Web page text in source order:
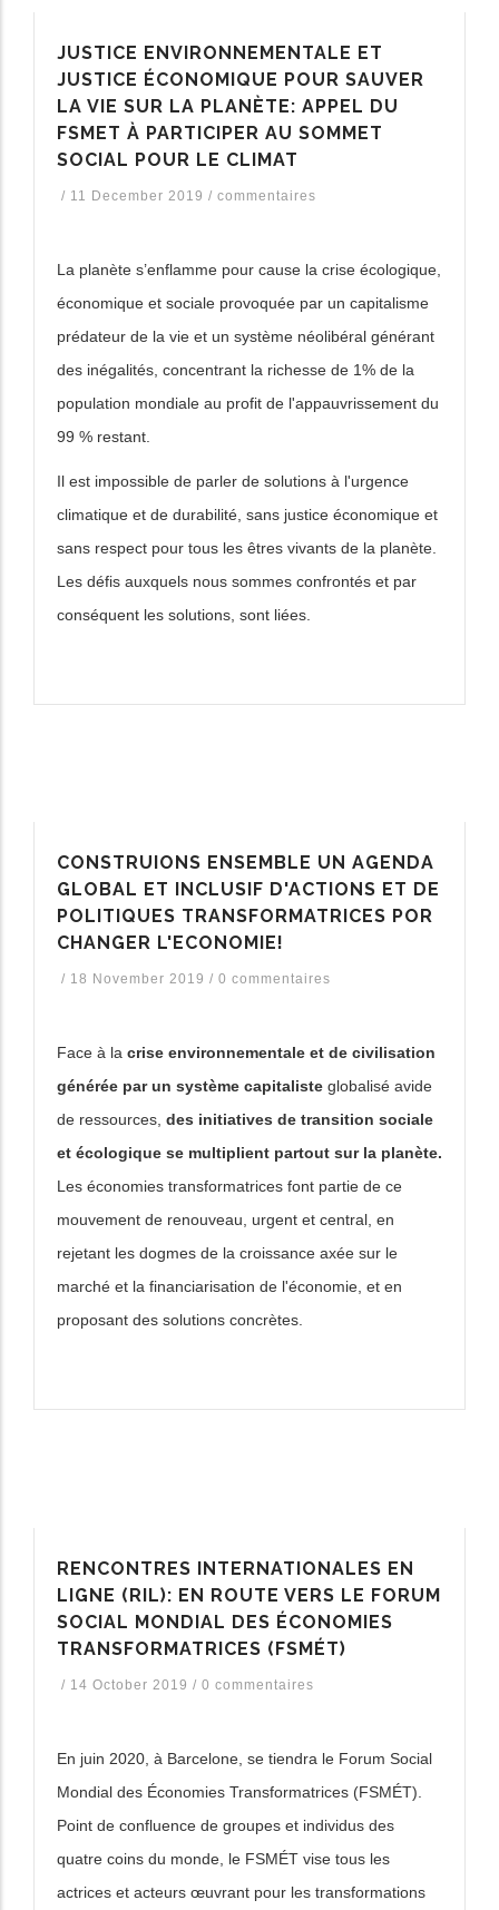
actions supplémentaires
JUSTICE ENVIRONNEMENTALE ET
JUSTICE ÉCONOMIQUE POUR SAUVER
LA VIE SUR LA PLANÈTE: APPEL DU
FSMET À PARTICIPER AU SOMMET
SOCIAL POUR LE CLIMAT
/ 11 December 2019 / commentaires
La planète s’enflamme pour cause la crise écologique,
économique et sociale provoquée par un capitalisme
prédateur de la vie et un système néolibéral générant
des inégalités, concentrant la richesse de 1% de la
population mondiale au profit de l'appauvrissement du
99 % restant.
Il est impossible de parler de solutions à l'urgence
climatique et de durabilité, sans justice économique et
sans respect pour tous les êtres vivants de la planète.
Les défis auxquels nous sommes confrontés et par
conséquent les solutions, sont liées.
CONSTRUIONS ENSEMBLE UN AGENDA
GLOBAL ET INCLUSIF D'ACTIONS ET DE
POLITIQUES TRANSFORMATRICES POR
CHANGER L'ECONOMIE!
/ 18 November 2019 / 0 commentaires
Face à la crise environnementale et de civilisation
générée par un système capitaliste globalisé avide
de ressources, des initiatives de transition sociale
et écologique se multiplient partout sur la planète.
Les économies transformatrices font partie de ce
mouvement de renouveau, urgent et central, en
rejetant les dogmes de la croissance axée sur le
marché et la financiarisation de l'économie, et en
proposant des solutions concrètes.
RENCONTRES INTERNATIONALES EN
LIGNE (RIL): EN ROUTE VERS LE FORUM
SOCIAL MONDIAL DES ÉCONOMIES
TRANSFORMATRICES (FSMÉT)
/ 14 October 2019 / 0 commentaires
En juin 2020, à Barcelone, se tiendra le Forum Social
Mondial des Économies Transformatrices (FSMÉT).
Point de confluence de groupes et individus des
quatre coins du monde, le FSMÉT vise tous les
actrices et acteurs œuvrant pour les transformations